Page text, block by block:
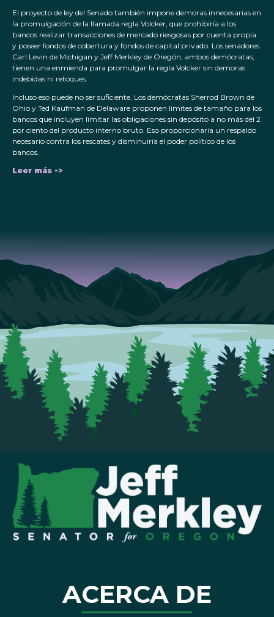
El proyecto de ley del Senado también impone demoras innecesarias en
la promulgación de la llamada regla Volcker, que prohibiría a los
bancos realizar transacciones de mercado riesgosas por cuenta propia
y poseer fondos de cobertura y fondos de capital privado. Los senadores
Carl Levin de Michigan y Jeff Merkley de Oregón, ambos demócratas,
tienen una enmienda para promulgar la regla Volcker sin demoras
indebidas ni retoques.
Incluso eso puede no ser suficiente. Los demócratas Sherrod Brown de
Ohio y Ted Kaufman de Delaware proponen límites de tamaño para los
bancos que incluyen limitar las obligaciones sin depósito a no más del 2
por ciento del producto interno bruto. Eso proporcionaría un respaldo
necesario contra los rescates y disminuiría el poder político de los
bancos.
Leer más ->
ACERCA DE